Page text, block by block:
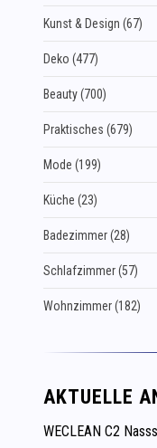
Kunst & Design (67)
Deko (477)
Beauty (700)
Praktisches (679)
Mode (199)
Küche (23)
Badezimmer (28)
Schlafzimmer (57)
Wohnzimmer (182)
AKTUELLE
WECLEAN C2